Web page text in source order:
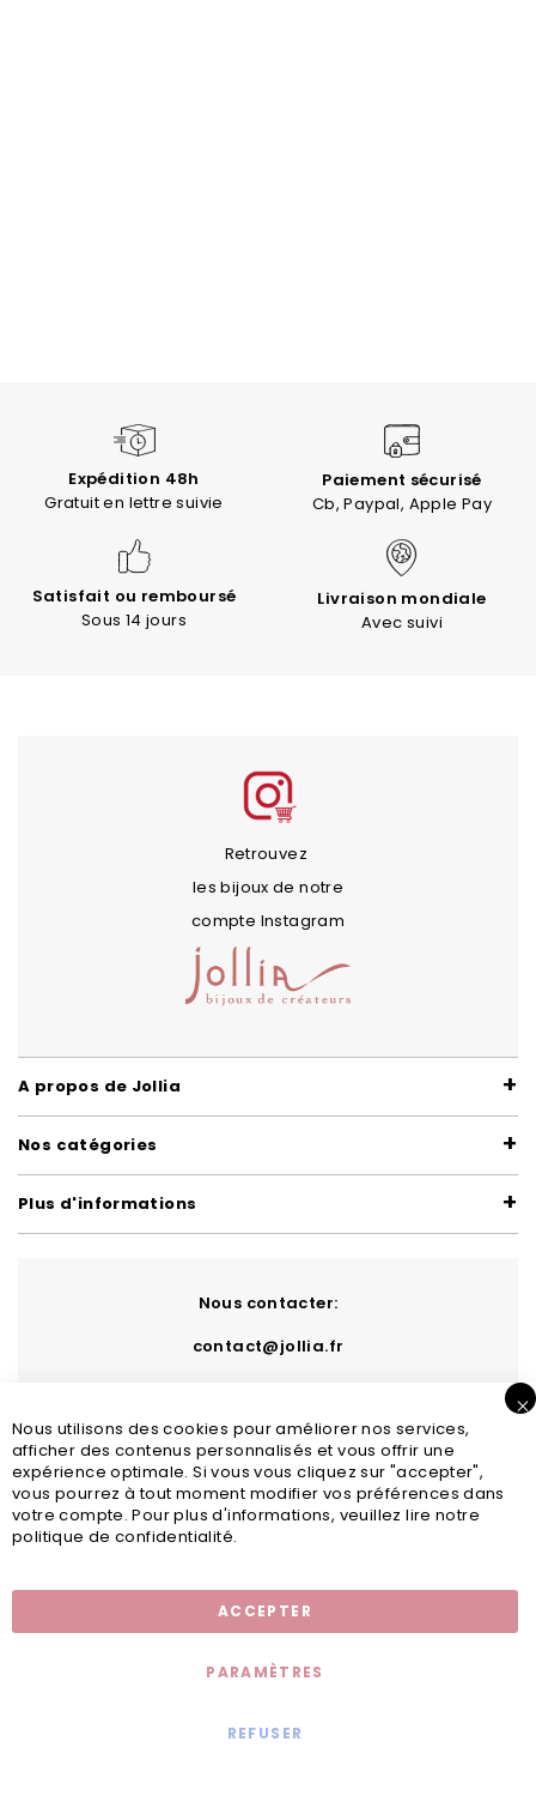
Expédition 48h
Gratuit en lettre suivie
Paiement sécurisé
Cb, Paypal, Apple Pay
Satisfait ou remboursé
Sous 14 jours
Livraison mondiale
Avec suivi
Retrouvez
les bijoux de notre
compte Instagram
A propos de Jollia
Nos catégories
Plus d'informations
Nous contacter:
contact@jollia.fr
Nous utilisons des cookies pour améliorer nos services,
afficher des contenus personnalisés et vous offrir une
expérience optimale. Si vous vous cliquez sur "accepter",
vous pourrez à tout moment modifier vos préférences dans
votre compte. Pour plus d'informations, veuillez lire notre
politique de confidentialité.
ACCEPTER
PARAMÈTRES
REFUSER